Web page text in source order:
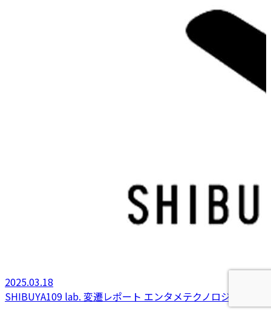
2025.03.18
SHIBUYA109 lab. 変遷レポート エンタメテクノロジー編